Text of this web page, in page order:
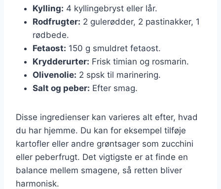
Kylling: 4 kyllingebryst eller lår.
Rodfrugter: 2 gulerødder, 2 pastinakker, 1
rødbede.
Fetaost: 150 g smuldret fetaost.
Krydderurter: Frisk timian og rosmarin.
Olivenolie: 2 spsk til marinering.
Salt og peber: Efter smag.
Disse ingredienser kan varieres alt efter, hvad
du har hjemme. Du kan for eksempel tilføje
kartofler eller andre grøntsager som zucchini
eller peberfrugt. Det vigtigste er at finde en
balance mellem smagene, så retten bliver
harmonisk.